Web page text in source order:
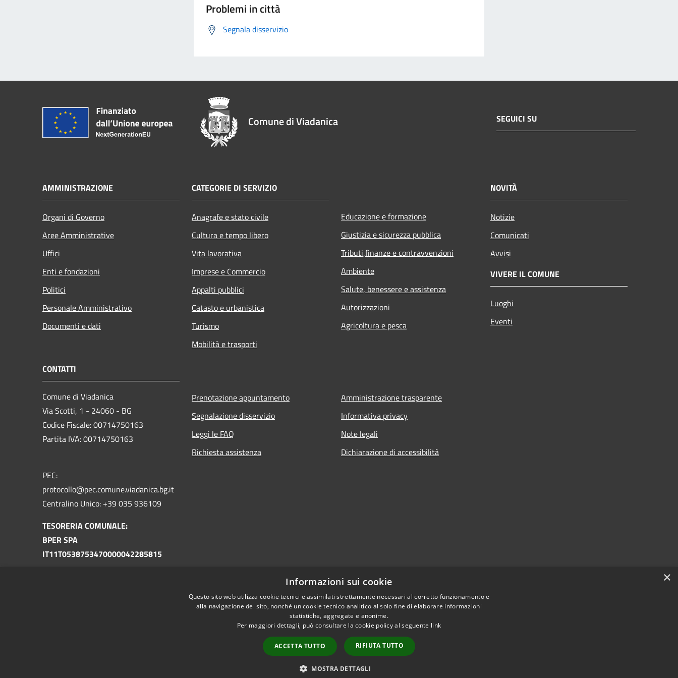
Problemi in città
Segnala disservizio
Comune di Viadanica SEGUICI SU
AMMINISTRAZIONE
Organi di Governo
Aree Amministrative
Uffici
Enti e fondazioni
Politici
Personale Amministrativo
Documenti e dati
CATEGORIE DI SERVIZIO
Anagrafe e stato civile
Cultura e tempo libero
Vita lavorativa
Imprese e Commercio
Appalti pubblici
Catasto e urbanistica
Turismo
Mobilità e trasporti
Educazione e formazione
Giustizia e sicurezza pubblica
Tributi,finanze e contravvenzioni
Ambiente
Salute, benessere e assistenza
Autorizzazioni
Agricoltura e pesca
NOVITÀ
Notizie
Comunicati
Avvisi
VIVERE IL COMUNE
Luoghi
Eventi
CONTATTI
Comune di Viadanica
Via Scotti, 1 - 24060 - BG
Codice Fiscale: 00714750163
Partita IVA: 00714750163
PEC:
protocollo@pec.comune.viadanica.bg.it
Centralino Unico: +39 035 936109
TESORERIA COMUNALE:
BPER SPA
IT11T0538753470000042285815
Prenotazione appuntamento
Segnalazione disservizio
Leggi le FAQ
Richiesta assistenza
Amministrazione trasparente
Informativa privacy
Note legali
Dichiarazione di accessibilità
Area riservata Copyright © 2026 • Comune di Viadanica • Powered by
×
Informazioni sui cookie
Questo sito web utilizza cookie tecnici e assimilati strettamente necessari al corretto funzionamento e
alla navigazione del sito, nonché un cookie tecnico analitico al solo fine di elaborare informazioni
statistiche, aggregate e anonime.
Per maggiori dettagli, può consultare la cookie policy al seguente link
ACCETTA TUTTO RIFIUTA TUTTO
MOSTRA DETTAGLI